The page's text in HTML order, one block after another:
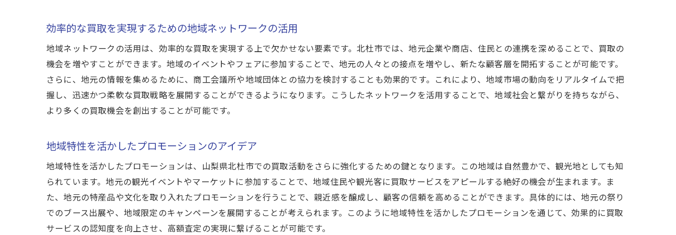
初めての買取も安心地域密着型のサービスが提供する安心感
地域密着型サービスとは何か
初めての買取で不安を解消する方法
地元に根付いた買取業者の魅力
地域特有の問題に対応する買取戦略
買取大吉韮崎駅前店が選ばれる理由
プロの目利き力をフル活用するための準備
査定士と信頼関係を築く方法
買取大吉の高額査定を実現するプロセス
効率的な買取を実現するための地域ネットワークの活用
地域ネットワークの活用は、効率的な買取を実現する上で欠かせない要素です。北杜市では、地元企業や商店、住民との連携を深めることで、買取の
機会を増やすことができます。地域のイベントやフェアに参加することで、地元の人々との接点を増やし、新たな顧客層を開拓することが可能です。
さらに、地元の情報を集めるために、商工会議所や地域団体との協力を検討することも効果的です。これにより、地域市場の動向をリアルタイムで把
握し、迅速かつ柔軟な買取戦略を展開することができるようになります。こうしたネットワークを活用することで、地域社会と繋がりを持ちながら、
より多くの買取機会を創出することが可能です。
地域特性を活かしたプロモーションのアイデア
地域特性を活かしたプロモーションは、山梨県北杜市での買取活動をさらに強化するための鍵となります。この地域は自然豊かで、観光地としても知
られています。地元の観光イベントやマーケットに参加することで、地域住民や観光客に買取サービスをアピールする絶好の機会が生まれます。ま
た、地元の特産品や文化を取り入れたプロモーションを行うことで、親近感を醸成し、顧客の信頼を高めることができます。具体的には、地元の祭り
でのブース出展や、地域限定のキャンペーンを展開することが考えられます。このように地域特性を活かしたプロモーションを通じて、効果的に買取
サービスの認知度を向上させ、高額査定の実現に繋げることが可能です。